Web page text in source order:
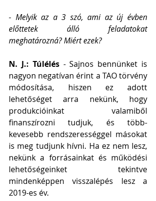
- Melyik az a 3 szó, ami az új évben
előttetek álló feladatokat
meghatározná? Miért ezek?
N. J.: Túlélés - Sajnos bennünket is
nagyon negatívan érint a TAO törvény
módosítása, hiszen ez adott
lehetőséget arra nekünk, hogy
produkcióinkat valamiből
finanszírozni tudjuk, és több-
kevesebb rendszerességgel másokat
is meg tudjunk hívni. Ha ez nem lesz,
nekünk a forrásainkat és működési
lehetőségeinket tekintve
mindenképpen visszalépés lesz a
2019-es év.